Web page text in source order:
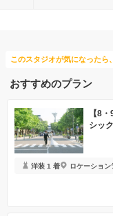
このスタジオが気になったら
おすすめのプラン
【8
シッ
洋装 1 着 ロケーション